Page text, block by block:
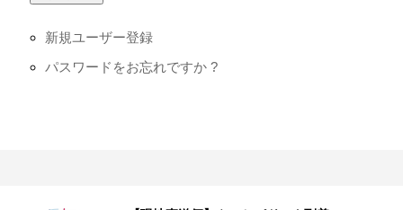
新規ユーザー登録
パスワードをお忘れですか ?